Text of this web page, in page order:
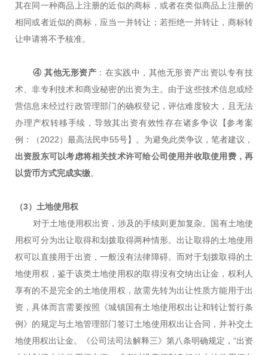
其在同一种商品上注册的近似的商标，或者在类似商品上注册的
相同或者近似的商标，应当一并转让；若拒绝一并转让，商标转
让申请将不予核准。
④ 其他无形资产 ：在实践中，其他无形资产出资以专有技
术、非专利技术和商业秘密的出资为主。由于这些技术信息或经
营信息未经过行政管理部门的确权登记，评估难度较大，且无法
办理产权转移手续，导致其出资有效性存在诸多争议【参考案
例：（2022）最高法民申55号】。为避免此类争议，笔者建议，
出资股东可以考虑将相关技术许可给公司使用并收取使用费，再
以货币方式完成实缴。
（3）土地使用权
对于土地使用权出资，涉及的手续则更加复杂。国有土地使
用权可分为出让取得和划拨取得两种情形。出让取得的土地使用
权可以直接用于出资，一般没有法律障碍。而对于划拨取得的土
地使用权，鉴于该类土地使用权的取得没有交纳出让金，权利人
享有的不是完全的土地使用权，故需先转为出让性质方能用于出
资，具体而言需要按照《城镇国有土地使用权出让和转让暂行条
例》的规定与土地管理部门签订土地使用权出让合同，并补交土
地使用权出让金。《公司法司法解释三》第八条明确规定，“出资